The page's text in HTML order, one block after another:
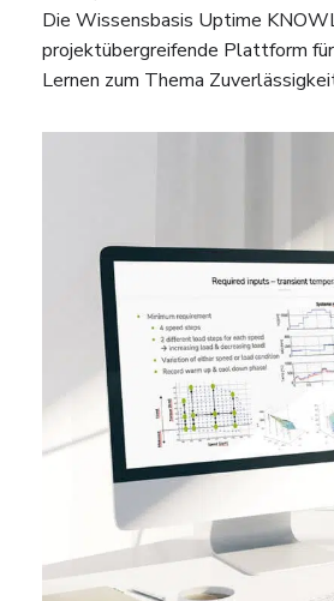
Die Wissensbasis Uptime
projektübergreifende Plattform
Lernen zum Thema